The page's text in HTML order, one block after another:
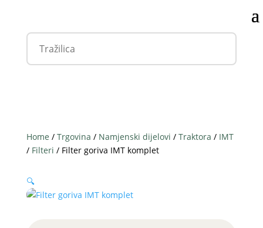
Home / Trgovina / Namjenski dijelovi / Traktora / IMT
/ Filteri / Filter goriva IMT komplet
🔍